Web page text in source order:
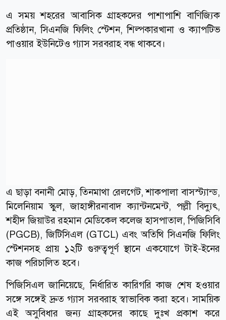
এ সময় শহরের আবাসিক গ্রাহকদের পাশাপাশি বাণিজ্যিক
প্রতিষ্ঠান, সিএনজি ফিলিং স্টেশন, শিল্পকারখানা ও ক্যাপটিভ
পাওয়ার ইউনিটেও গ্যাস সরবরাহ বন্ধ থাকবে।
এ ছাড়া বনানী মোড়, তিনমাথা রেলগেট, শাকপালা বাসস্ট্যান্ড,
মিলেনিয়াম স্কুল, জাহাঙ্গীরনাবাদ ক্যান্টনমেন্ট, পল্লী বিদ্যুৎ,
শহীদ জিয়াউর রহমান মেডিকেল কলেজ হাসপাতাল, পিজিসিবি
(PGCB), জিটিসিএল (GTCL) এবং অতিথি সিএনজি ফিলিং
স্টেশনসহ প্রায় ১২টি গুরুত্বপূর্ণ স্থানে একযোগে টাই-ইনের
কাজ পরিচালিত হবে।
পিজিসিএল জানিয়েছে, নির্ধারিত কারিগরি কাজ শেষ হওয়ার
সঙ্গে সঙ্গেই দ্রুত গ্যাস সরবরাহ স্বাভাবিক করা হবে। সাময়িক
এই অসুবিধার জন্য গ্রাহকদের কাছে দুঃখ প্রকাশ করে